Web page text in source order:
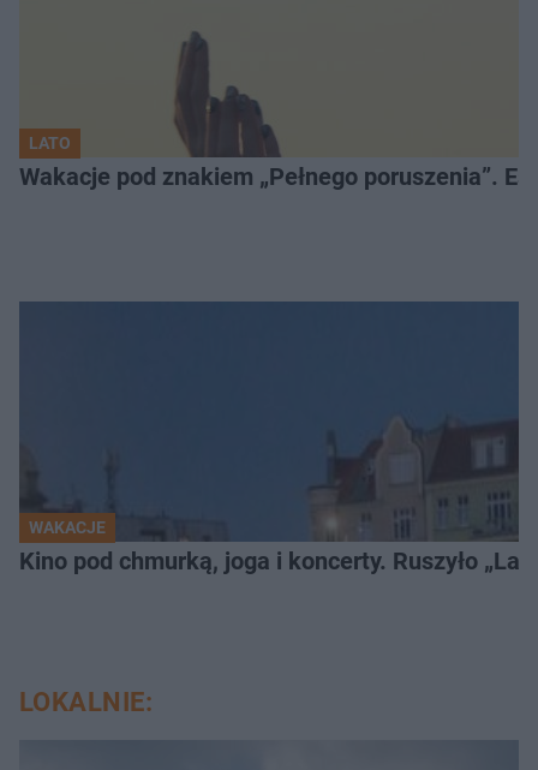
LATO
Wakacje pod znakiem „Pełnego poruszenia”.
WAKACJE
Kino pod chmurką, joga i koncerty. Ruszyło
LOKALNIE: